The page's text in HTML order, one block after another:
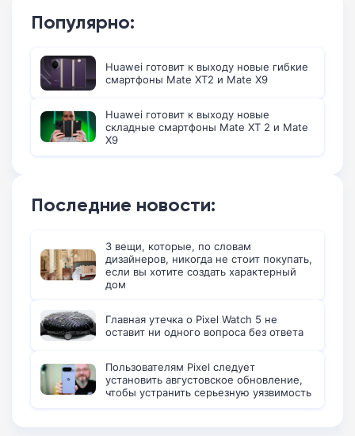
Популярно:
Huawei готовит к выходу новые гибкие
смартфоны Mate XT2 и Mate X9
Huawei готовит к выходу новые
складные смартфоны Mate XT 2 и Mate
X9
Последние новости:
3 вещи, которые, по словам
дизайнеров, никогда не стоит покупать,
если вы хотите создать характерный
дом
Главная утечка о Pixel Watch 5 не
оставит ни одного вопроса без ответа
Пользователям Pixel следует
установить августовское обновление,
чтобы устранить серьезную уязвимость